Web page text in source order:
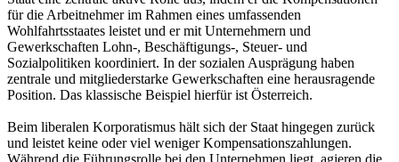
für die Arbeitnehmer im Rahmen eines umfassenden
Wohlfahrtsstaates leistet und er mit Unternehmern und
Gewerkschaften Lohn-, Beschäftigungs-, Steuer- und
Sozialpolitiken koordiniert. In der sozialen Ausprägung haben
zentrale und mitgliederstarke Gewerkschaften eine herausragende
Position. Das klassische Beispiel hierfür ist Österreich.
Beim liberalen Korporatismus hält sich der Staat hingegen zurück
und leistet keine oder viel weniger Kompensationszahlungen.